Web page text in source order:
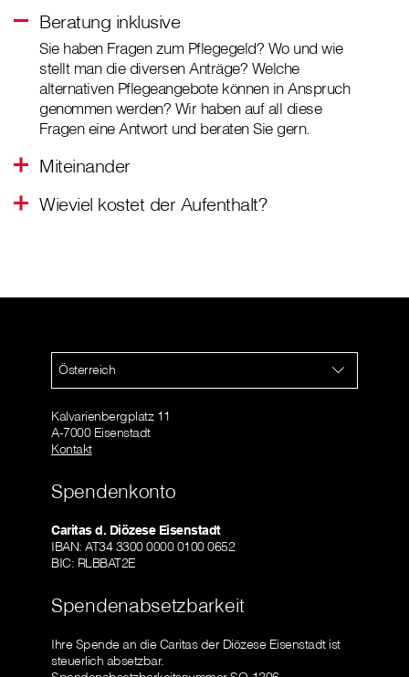
Beratung inklusive
Sie haben Fragen zum Pflegegeld? Wo und wie
stellt man die diversen Anträge? Welche
alternativen Pflegeangebote können in Anspruch
genommen werden? Wir haben auf all diese
Fragen eine Antwort und beraten Sie gern.
Miteinander
Wieviel kostet der Aufenthalt?
Österreich
Kalvarienbergplatz 11
A-7000 Eisenstadt
Kontakt
Spendenkonto
Caritas d. Diözese Eisenstadt
IBAN: AT34 3300 0000 0100 0652
BIC: RLBBAT2E
Spendenabsetzbarkeit
Ihre Spende an die Caritas der Diözese Eisenstadt ist
steuerlich absetzbar.